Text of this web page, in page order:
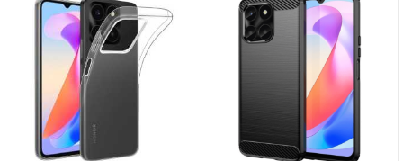
Svemirska kolekcija